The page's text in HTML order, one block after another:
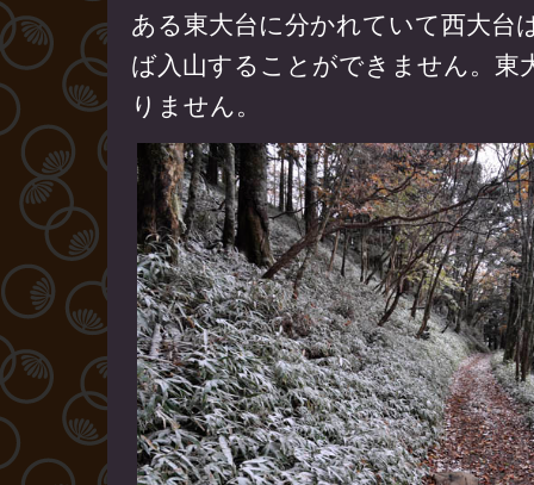
ある東大台に分かれていて西大台
ば入山することができません。東
りません。